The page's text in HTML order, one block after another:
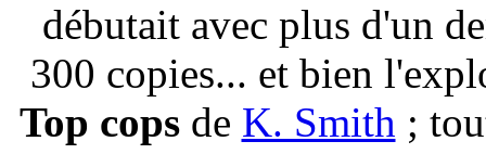
débutait avec plus d'un
300 copies... et bien
Top cops de K. Smith ;